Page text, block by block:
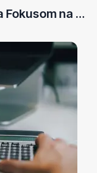
Cijene Nekretnina u Europi sa Fokusom na Bosnu i Hercegovinu